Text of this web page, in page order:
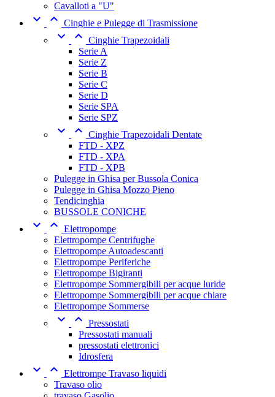
Cavalloti a "U"
  Cinghie e Pulegge di Trasmissione
  Cinghie Trapezoidali
Serie A
Serie Z
Serie B
Serie C
Serie D
Serie SPA
Serie SPZ
  Cinghie Trapezoidali Dentate
FTD - XPZ
FTD - XPA
FTD - XPB
Pulegge in Ghisa per Bussola Conica
Pulegge in Ghisa Mozzo Pieno
Tendicinghia
BUSSOLE CONICHE
  Elettropompe
Elettropompe Centrifughe
Elettropompe Autoadescanti
Elettropompe Periferiche
Elettropompe Bigiranti
Elettropompe Sommergibili per acque luride
Elettropompe Sommergibili per acque chiare
Elettropompe Sommerse
  Pressostati
Pressostati manuali
pressostati elettronici
Idrosfera
  Elettrompe Travaso liquidi
Travaso olio